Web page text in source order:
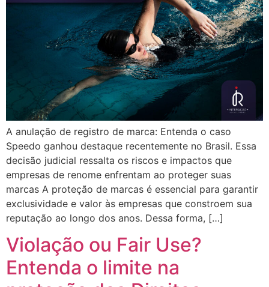
A anulação de registro de marca: Entenda o caso
Speedo ganhou destaque recentemente no Brasil. Essa
decisão judicial ressalta os riscos e impactos que
empresas de renome enfrentam ao proteger suas
marcas A proteção de marcas é essencial para garantir
exclusividade e valor às empresas que constroem sua
reputação ao longo dos anos. Dessa forma, […]
Violação ou Fair Use?
Entenda o limite na